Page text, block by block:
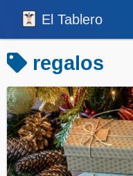
El Tablero
regalos